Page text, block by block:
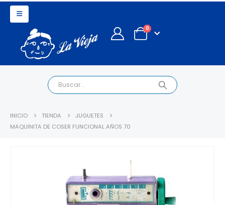
0
INICIO TIENDA
JUGUETES
MAQUINITA DE COSER FUNCIONAL AÑOS 70